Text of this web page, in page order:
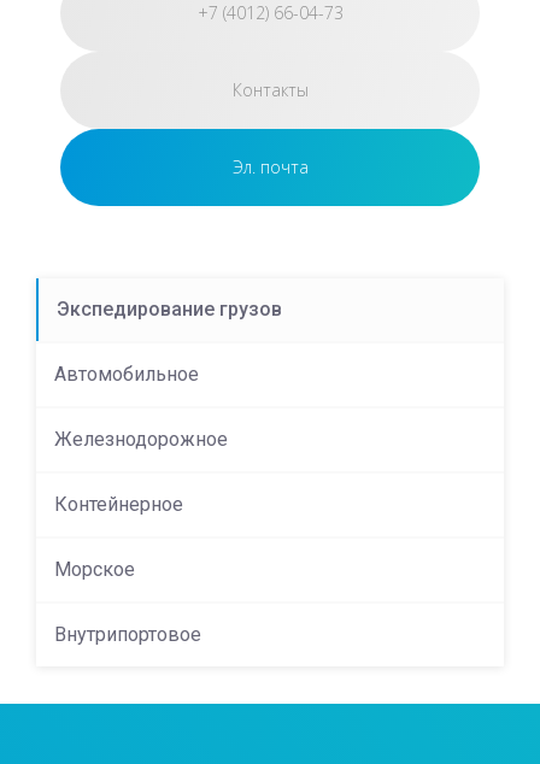
+7 (4012) 66-04-73
Контакты
Эл. почта
Экспедирование грузов
Автомобильное
Железнодорожное
Контейнерное
Морское
Внутрипортовое